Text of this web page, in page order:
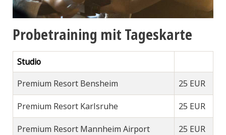
Probetraining mit Tageskarte
Studio
Premium Resort Bensheim
25 EUR
Premium Resort Karlsruhe 25 EUR
Premium Resort Mannheim Airport 25 EUR